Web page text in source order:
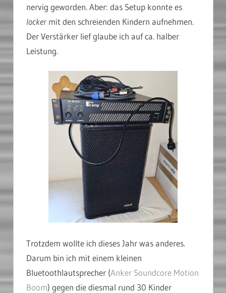
nervig geworden. Aber: das Setup konnte es
locker mit den schreienden Kindern aufnehmen.
Der Verstärker lief glaube ich auf ca. halber
Leistung.
Trotzdem wollte ich dieses Jahr was anderes.
Darum bin ich mit einem kleinen
Bluetoothlautsprecher (Anker Soundcore Motion
Boom) gegen die diesmal rund 30 Kinder